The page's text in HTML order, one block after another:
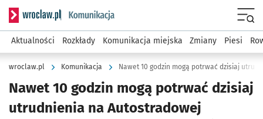
Serwis informacyjny wroclaw.pl podserwis: Komunikacja
Aktualności Rozkłady Komunikacja miejska Zmiany Piesi
wroclaw.pl Komunikacja
Nawet 10 godzin mogą potrwać dzisiaj
utrudnienia na Autostradowej